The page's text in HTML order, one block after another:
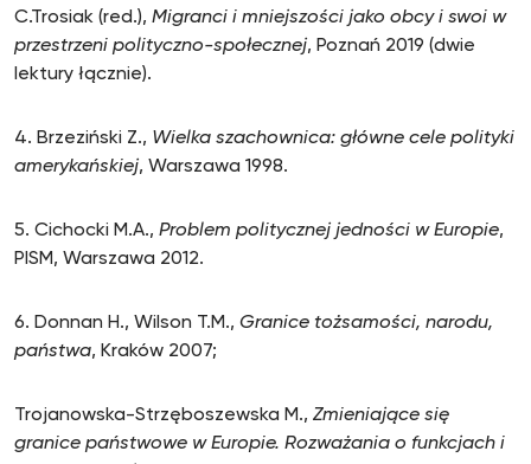
C.Trosiak (red.), Migranci i mniejszości jako obcy i swoi w
przestrzeni polityczno-społecznej, Poznań 2019 (dwie
lektury łącznie).
4. Brzeziński Z., Wielka szachownica: główne cele polityki
amerykańskiej, Warszawa 1998.
5. Cichocki M.A., Problem politycznej jedności w Europie,
PISM, Warszawa 2012.
6. Donnan H., Wilson T.M., Granice tożsamości, narodu,
państwa, Kraków 2007;
Trojanowska-Strzęboszewska M., Zmieniające się
granice państwowe w Europie. Rozważania o funkcjach i